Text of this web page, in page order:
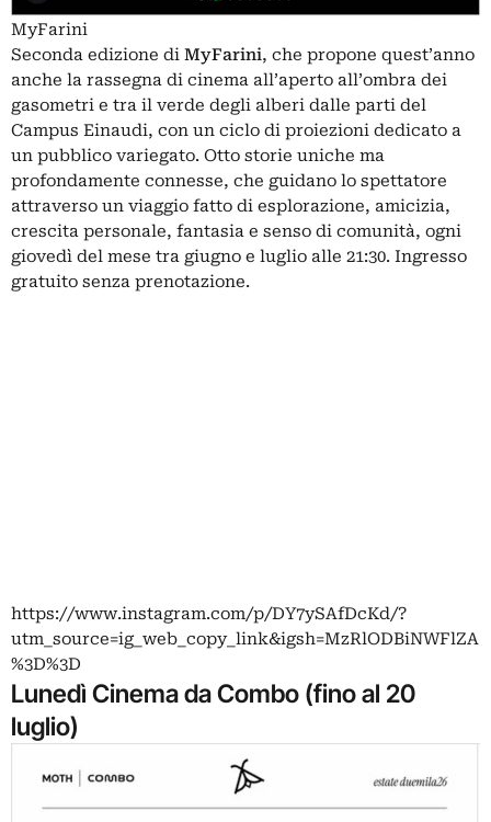
MyFarini
Seconda edizione di MyFarini, che propone quest’anno
anche la rassegna di cinema all’aperto all’ombra dei
gasometri e tra il verde degli alberi dalle parti del
Campus Einaudi, con un ciclo di proiezioni dedicato a
un pubblico variegato. Otto storie uniche ma
profondamente connesse, che guidano lo spettatore
attraverso un viaggio fatto di esplorazione, amicizia,
crescita personale, fantasia e senso di comunità, ogni
giovedì del mese tra giugno e luglio alle 21:30. Ingresso
gratuito senza prenotazione.
https://www.instagram.com/p/DY7ySAfDcKd/?
utm_source=ig_web_copy_link&igsh=MzRlODBiNWFlZA
%3D%3D
Lunedì Cinema da Combo (fino al 20
luglio)